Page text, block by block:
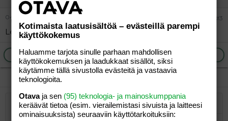
04.02.2025 #3
Lebakot lentää.
Ilmoita asiaton viesti
Lihavoitu
Kursivoitu
Laajennettuun editoriin…
Lista
Järjestetty lista
Laajennettuun editoriin…
Lisää hyperlinkki
Lisää kuva
HymiötLaajennettuun
Kumoa
Kotimaista laatusisältöä – evästeillä parempi
käyttökokemus
Haluamme tarjota sinulle parhaan mahdollisen
käyttökokemuksen ja laadukkaat sisällöt, siksi
käytämme tällä sivustolla evästeitä ja vastaavia
teknologioita.
Otavaja sen (95) teknologia- ja mainoskumppania
keräävät tietoa (esim. vierailemis­tasi sivuista ja laitteesi
ominaisuuk­sista) seuraaviin käyttötarkoituksiin: